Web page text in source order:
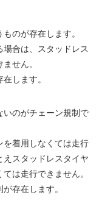
のが存在します。
合は、スタッドレス
せん。
します。
いのがチェーン規制で
を着用しなくては走行
えスタッドレスタイヤ
は走行できません。
存在します。